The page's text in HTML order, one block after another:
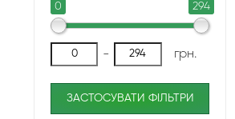
0 294
- грн.
ЗАСТОСУВАТИ ФІЛЬТРИ